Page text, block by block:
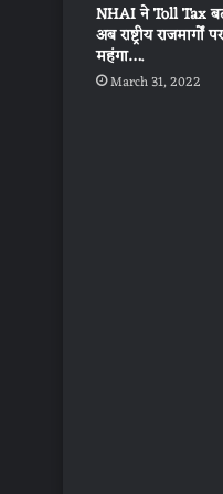
NHAI ने Toll Tax
अब राष्ट्रीय
महंगा….
March 31, 2022